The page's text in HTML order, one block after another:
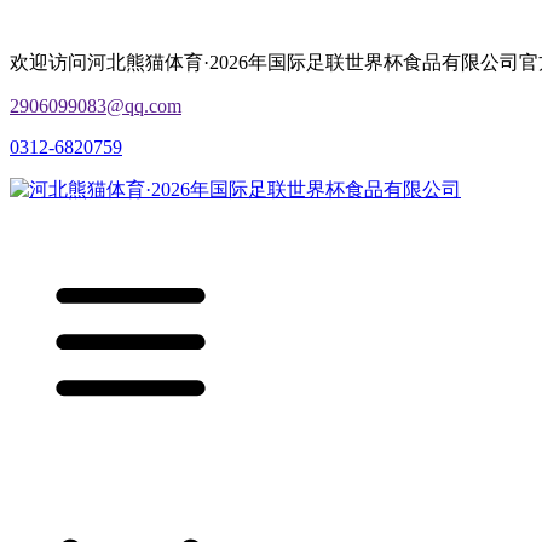
欢迎访问河北熊猫体育·2026年国际足联世界杯食品有限公司官
2906099083@qq.com
0312-6820759